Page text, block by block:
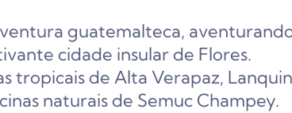
guatemalteca,
cidade insular de Flores.
tropicais de Alta Verapaz,
naturais de Semuc Champey.